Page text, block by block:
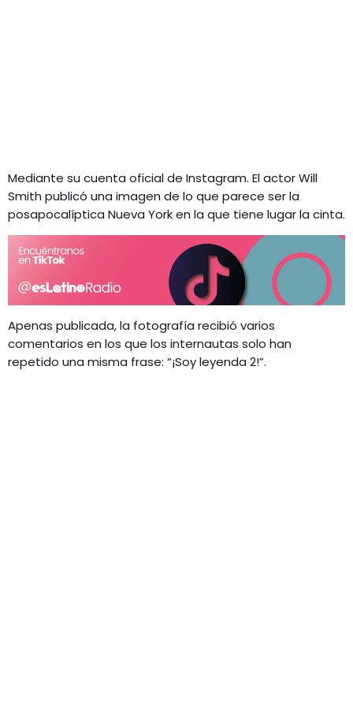
Mediante su cuenta oficial de Instagram. El actor Will
Smith publicó una imagen de lo que parece ser la
posapocalíptica Nueva York en la que tiene lugar la cinta.
Apenas publicada, la fotografía recibió varios
comentarios en los que los internautas solo han
repetido una misma frase: “¡Soy leyenda 2!”.